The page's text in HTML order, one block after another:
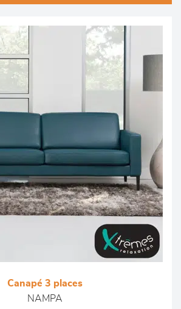
Canapé 3 places
NAMPA